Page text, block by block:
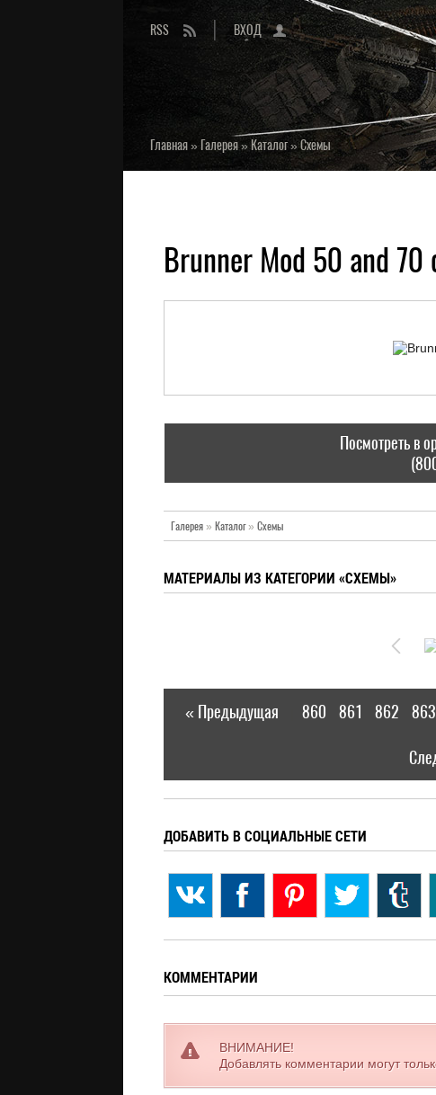
RSS ВХОД
Главная» Галерея»Каталог»Схемы
Brunner Mod 50 and 70
Посмотреть в
Галерея» Каталог» Схемы
МАТЕРИАЛЫ ИЗ КАТЕГОРИИ «СХЕМЫ»
« Предыдущая 860 861 862 863
ДОБАВИТЬ В СОЦИАЛЬНЫЕ СЕТИ
КОММЕНТАРИИ
ВНИМАНИЕ!
Добавлять комментарии могут